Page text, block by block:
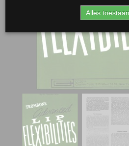
Alles toestaan